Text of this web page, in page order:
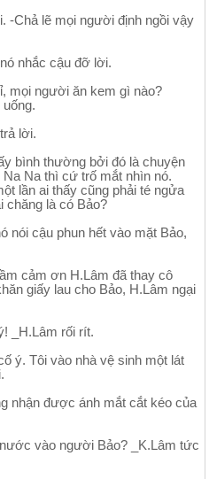
Chả lẽ mọi người định ngồi vậy
nhắc cậu đỡ lời.
mọi người ăn kem gì nào?
lời.
bình thường bởi đó là chuyện
Na thì cứ trố mắt nhìn nó.
lần ai thấy cũng phải té ngửa
chăng là có Bảo?
nói cậu phun hết vào mặt Bảo,
cảm ơn H.Lâm đã thay cô
giấy lau cho Bảo, H.Lâm ngại
_H.Lâm rối rít.
ý. Tôi vào nhà vệ sinh một lát
nhận được ánh mắt cắt kéo của
vào người Bảo? _K.Lâm tức